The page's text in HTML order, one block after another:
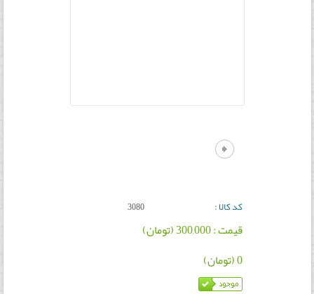
کد کالا : 3080
قیمت : 300,000 (تومان)
0 (تومان)